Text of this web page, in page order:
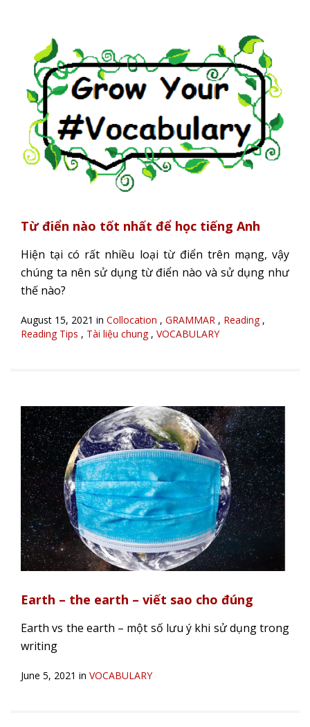
Từ điển nào tốt nhất để học tiếng Anh
Hiện tại có rất nhiều loại từ điển trên mạng, vậy
chúng ta nên sử dụng từ điển nào và sử dụng như
thế nào?
August 15, 2021 in Collocation , GRAMMAR , Reading,
Reading Tips , Tài liệu chung, VOCABULARY
Earth – the earth – viết sao cho đúng
Earth vs the earth – một số lưu ý khi sử dụng trong
writing
June 5, 2021 in VOCABULARY